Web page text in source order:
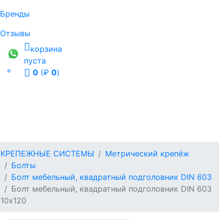
Бренды
Отзывы

корзина
пуста
0 (₽ 0)
КРЕПЕЖНЫЕ СИСТЕМЫ
Метрический крепёж
Болты
Болт мебельный, квадратный подголовник DIN 603
Болт мебельный, квадратный подголовник DIN 603
10х120